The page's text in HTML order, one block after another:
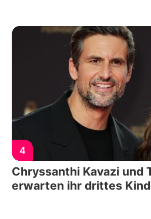
4
Chryssanthi Kavazi und
erwarten ihr drittes Kind